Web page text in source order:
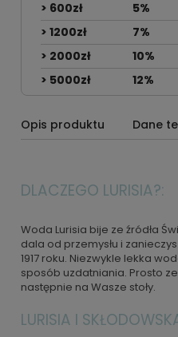
> 600zł
5%
> 1200zł
7%
> 2000zł
10%
> 5000zł
12%
Opis produktu Dane
DLACZEGO LURISIA?:
Woda Lurisia bije ze źródła
dala od przemysłu i
1917 roku. Niezwykle lekka
sposób uzdatniania. Prosto
następnie na Wasze stoły.
LURISIA I